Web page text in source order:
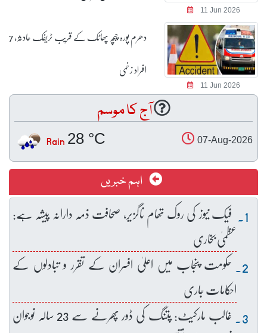
11 Jun 2026
11 Jun 2026
دھرم پورہ چبچہ پھاٹک کے قریب ٹریفک حادثہ، 7
افراد زخمی
آج کا موسم
07-Aug-2026
28 °C
Rain
اہم خبریں
فیک نیوز کی روک تھام ناگزیر، صحافت ذمہ دارانہ پیشہ ہے:
عظمیٰ بخاری
حکومت پنجاب میں اعلیٰ افسران کے تقرر و تبادلوں کے
احکامات جاری
غالب مارکیٹ: پتنگ کی ڈور پھرنے سے 23 سالہ نوجوان